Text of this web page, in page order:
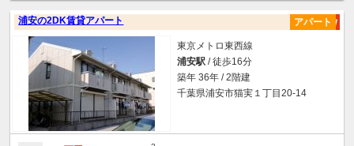
浦安の2DK賃貸アパート アパート
東京メトロ東西線
浦安駅 / 徒歩16分
築年 36年 / 2階建
千葉県浦安市猫実１丁目20-14